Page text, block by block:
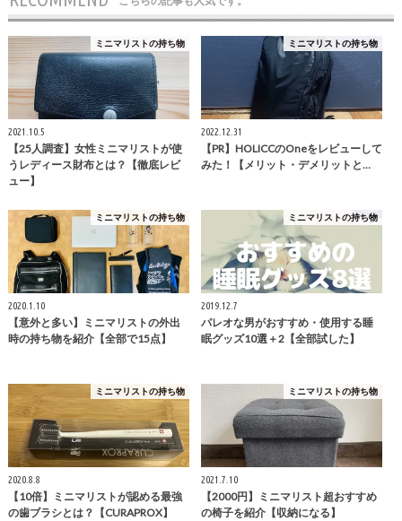
ミニマリストの持ち物
2021.10.5
【25人調査】女性ミニマリストが使
うレディース財布とは？【徹底レビ
ュー】
ミニマリストの持ち物
2022.12.31
【PR】HOLICCのOneをレビューして
みた！【メリット・デメリットと…
ミニマリストの持ち物
2020.1.10
【意外と多い】ミニマリストの外出
時の持ち物を紹介【全部で15点】
ミニマリストの持ち物
2019.12.7
パレオな男がおすすめ・使用する睡
眠グッズ10選＋2【全部試した】
ミニマリストの持ち物
2020.8.8
【10倍】ミニマリストが認める最強
の歯ブラシとは？【CURAPROX】
ミニマリストの持ち物
2021.7.10
【2000円】ミニマリスト超おすすめ
の椅子を紹介【収納になる】